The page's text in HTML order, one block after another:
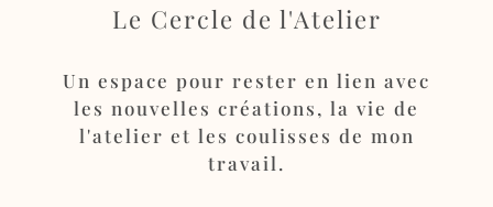
Le Cercle de l'Atelier
Un espace pour rester en lien avec
les nouvelles créations, la vie de
l'atelier et les coulisses de mon
travail.